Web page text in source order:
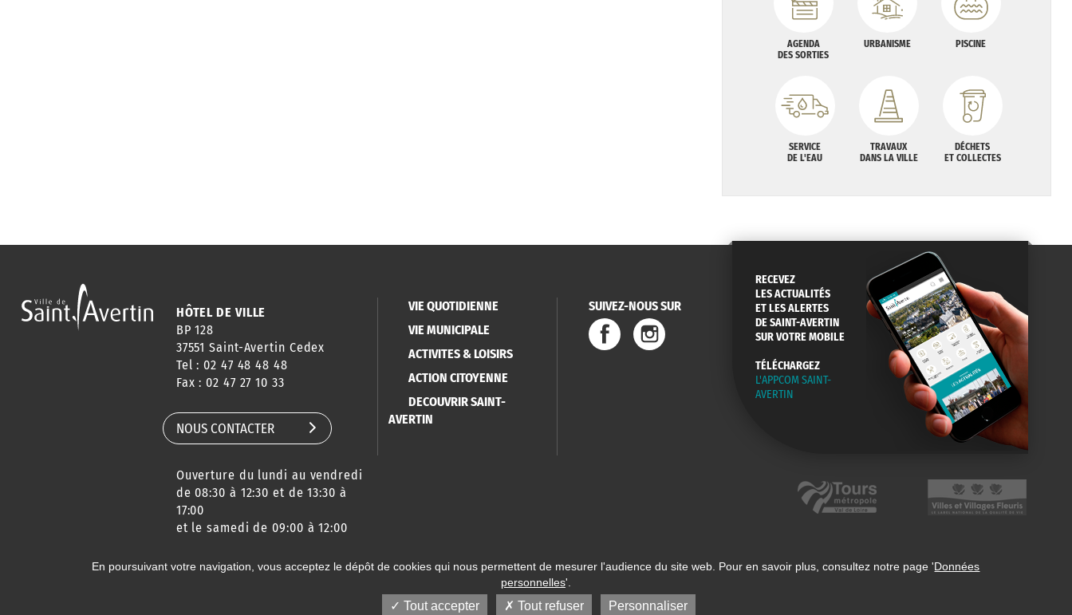
AGENDA
DES SORTIES
URBANISME PISCINE
SERVICE
DE L'EAU
TRAVAUX
DANS LA VILLE
DÉCHETS
ET COLLECTES
HÔTEL DE VILLE
BP 128
37551 Saint-Avertin Cedex
Tel : 02 47 48 48 48
Fax : 02 47 27 10 33
NOUS CONTACTER
Ouverture du lundi au vendredi
de 08:30 à 12:30 et de 13:30 à
17:00
et le samedi de 09:00 à 12:00
VIE QUOTIDIENNE
VIE MUNICIPALE
ACTIVITES & LOISIRS
ACTION CITOYENNE
DECOUVRIR SAINT-
AVERTIN
SUIVEZ-NOUS SUR
RECEVEZ
LES ACTUALITÉS
ET LES ALERTES
DE SAINT-AVERTIN
SUR VOTRE MOBILE
TÉLÉCHARGEZ
L'APPCOM SAINT-
AVERTIN
© 2020 Ville de Saint-Avertin Mentions légales Données personnelles Plan du site Réalisation
En poursuivant votre navigation, vous acceptez le dépôt de cookies qui nous permettent de mesurer l'audience du site web. Pour en savoir plus, consultez notre page 'Données
personnelles'.
Tout accepter Tout refuser Personnaliser